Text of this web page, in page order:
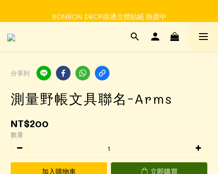
Time to enjoy STATIONERY!
BONBON DROP晶透立體貼紙 熱賣中
分享到
測量野帳文具聯名-Arms
NT$200
數量
加入購物車 立即購買